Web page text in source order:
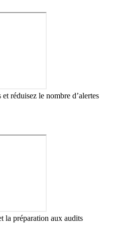
réduisez le nombre d’alertes
la préparation aux audits